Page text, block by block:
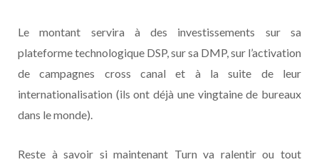
Le montant servira à des investissements sur sa
plateforme technologique DSP, sur sa DMP, sur l’activation
de campagnes cross canal et à la suite de leur
internationalisation (ils ont déjà une vingtaine de bureaux
dans le monde).
Reste à savoir si maintenant Turn va ralentir ou tout